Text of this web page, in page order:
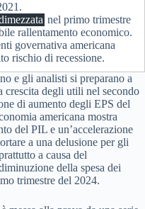
nel primo trimestre
rallentamento economico.
governativa americana
rischio di recessione.
e gli analisti si preparano a
crescita degli utili nel secondo
di aumento degli EPS del
americana mostra
del PIL e un’accelerazione
a una delusione per gli
a causa del
della spesa dei
trimestre del 2024.